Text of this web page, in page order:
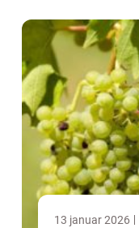
13 januar 2026